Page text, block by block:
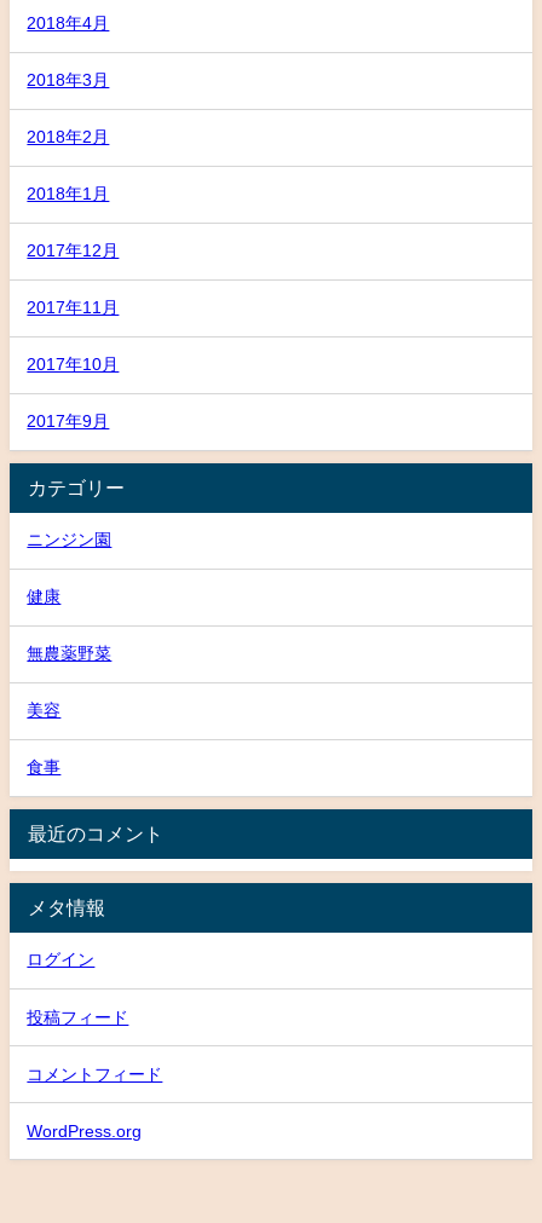
2018年4月
2018年3月
2018年2月
2018年1月
2017年12月
2017年11月
2017年10月
2017年9月
カテゴリー
ニンジン園
健康
無農薬野菜
美容
食事
最近のコメント
メタ情報
ログイン
投稿フィード
コメントフィード
WordPress.org